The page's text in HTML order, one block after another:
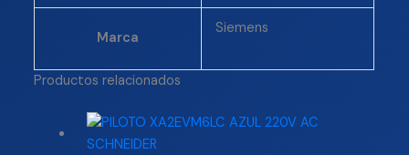
Marca
Siemens
Productos relacionados